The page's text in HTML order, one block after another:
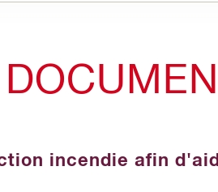
incendie afin